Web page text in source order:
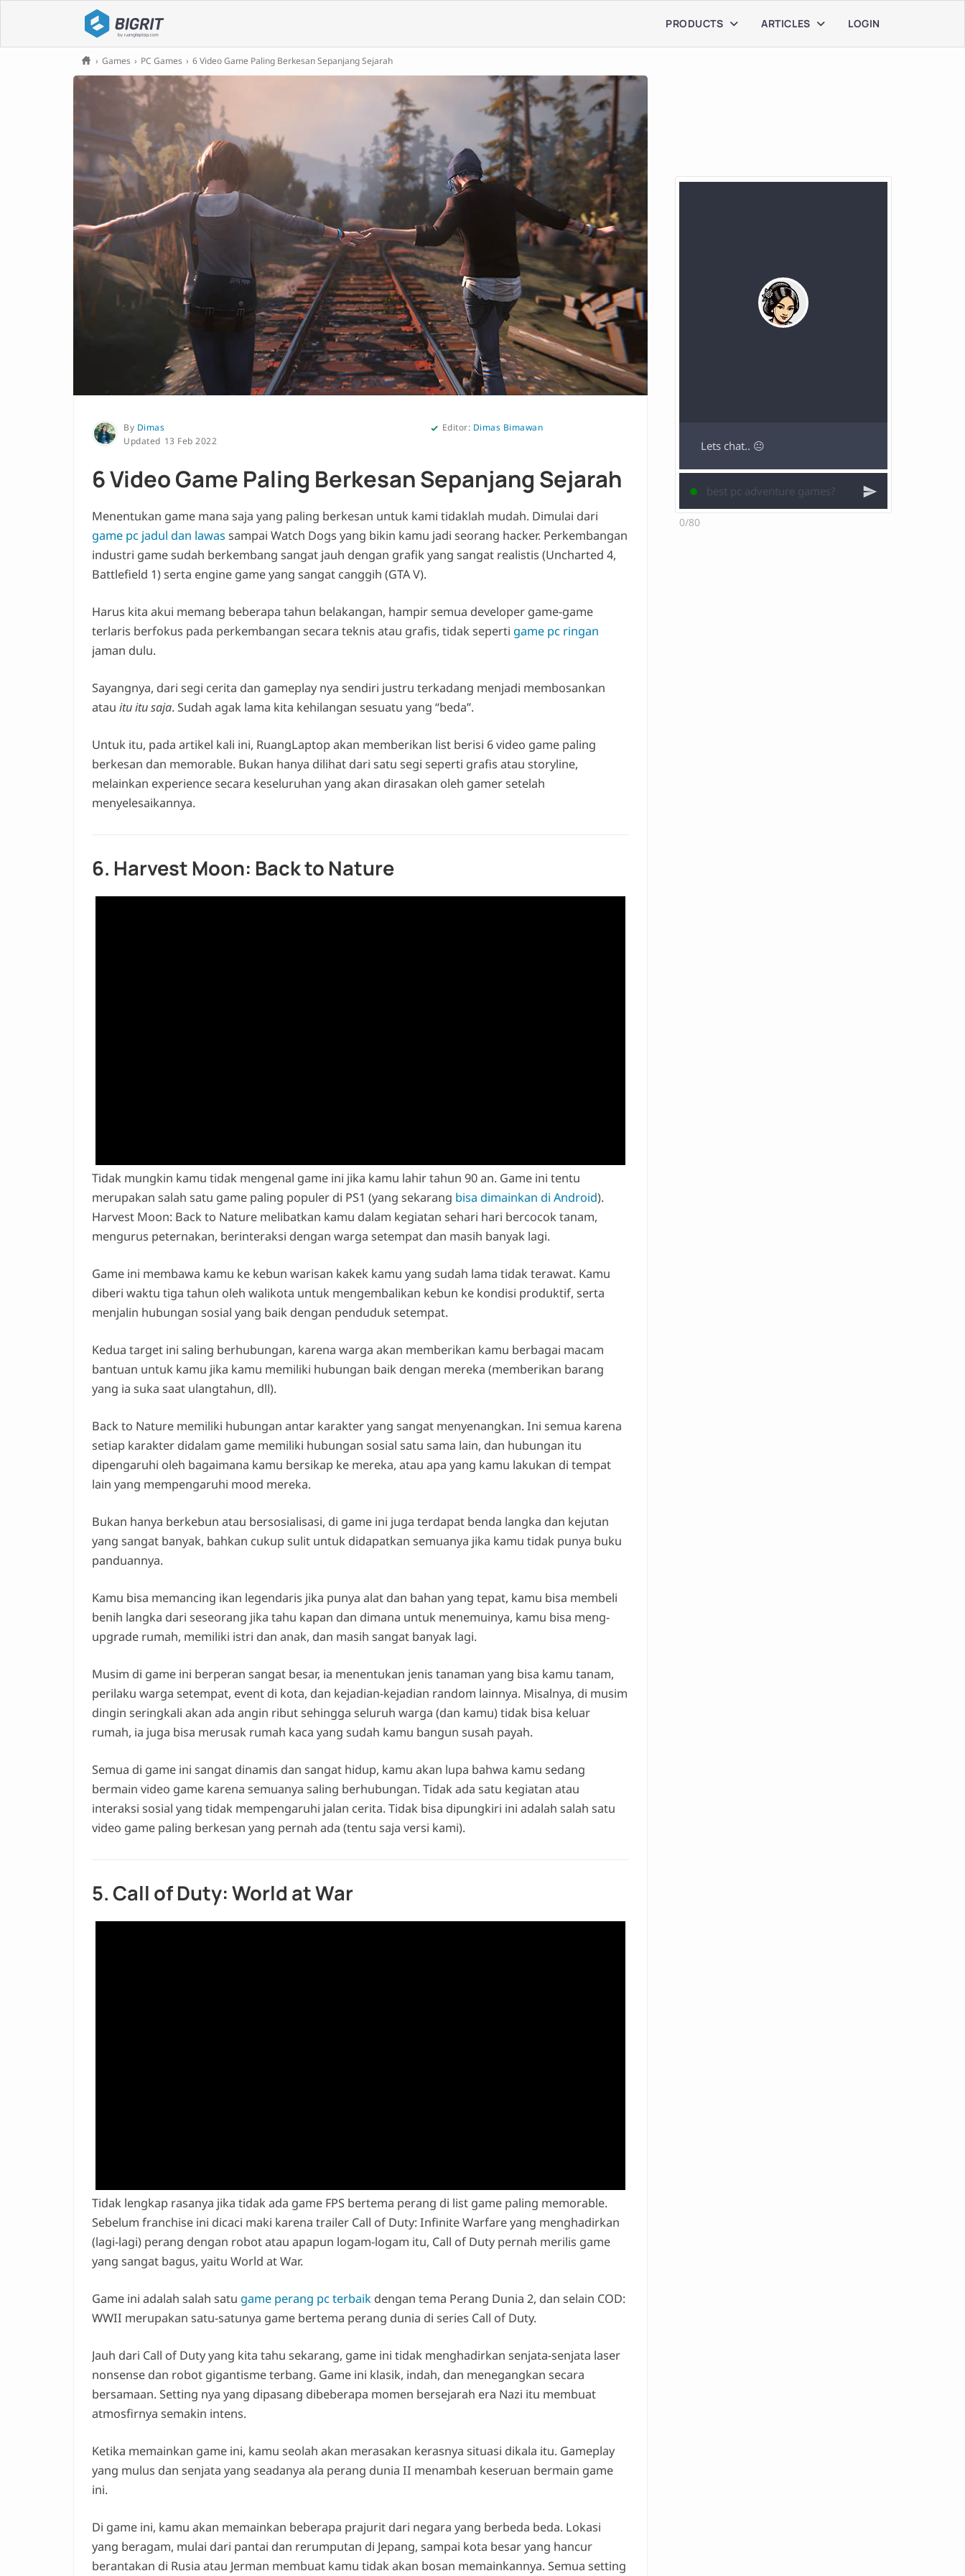
LOGIN
ARTICLES
PRODUCTS
› Games › PC Games › 6 Video Game Paling Berkesan Sepanjang Sejarah
By Dimas
13 Feb 2022
Editor: Dimas Bimawan
6 Video Game Paling Berkesan Sepanjang Sejarah
Menentukan game mana saja yang paling berkesan untuk kami tidaklah mudah. Dimulai dari
game pc jadul dan lawas sampai Watch Dogs yang bikin kamu jadi seorang hacker. Perkembangan
industri game sudah berkembang sangat jauh dengan grafik yang sangat realistis (Uncharted 4,
Battlefield 1) serta engine game yang sangat canggih (GTA V).
Harus kita akui memang beberapa tahun belakangan, hampir semua developer game-game
terlaris berfokus pada perkembangan secara teknis atau grafis, tidak seperti game pc ringan
jaman dulu.
Sayangnya, dari segi cerita dan gameplay nya sendiri justru terkadang menjadi membosankan
atau itu itu saja. Sudah agak lama kita kehilangan sesuatu yang “beda”.
Untuk itu, pada artikel kali ini, RuangLaptop akan memberikan list berisi 6 video game paling
berkesan dan memorable. Bukan hanya dilihat dari satu segi seperti grafis atau storyline,
melainkan experience secara keseluruhan yang akan dirasakan oleh gamer setelah
menyelesaikannya.
6. Harvest Moon: Back to Nature
Tidak mungkin kamu tidak mengenal game ini jika kamu lahir tahun 90 an. Game ini tentu
merupakan salah satu game paling populer di PS1 (yang sekarang bisa dimainkan di Android).
Harvest Moon: Back to Nature melibatkan kamu dalam kegiatan sehari hari bercocok tanam,
mengurus peternakan, berinteraksi dengan warga setempat dan masih banyak lagi.
Game ini membawa kamu ke kebun warisan kakek kamu yang sudah lama tidak terawat. Kamu
diberi waktu tiga tahun oleh walikota untuk mengembalikan kebun ke kondisi produktif, serta
menjalin hubungan sosial yang baik dengan penduduk setempat.
Kedua target ini saling berhubungan, karena warga akan memberikan kamu berbagai macam
bantuan untuk kamu jika kamu memiliki hubungan baik dengan mereka (memberikan barang
yang ia suka saat ulangtahun, dll).
Back to Nature memiliki hubungan antar karakter yang sangat menyenangkan. Ini semua karena
setiap karakter didalam game memiliki hubungan sosial satu sama lain, dan hubungan itu
dipengaruhi oleh bagaimana kamu bersikap ke mereka, atau apa yang kamu lakukan di tempat
lain yang mempengaruhi mood mereka.
Bukan hanya berkebun atau bersosialisasi, di game ini juga terdapat benda langka dan kejutan
yang sangat banyak, bahkan cukup sulit untuk didapatkan semuanya jika kamu tidak punya buku
panduannya.
Kamu bisa memancing ikan legendaris jika punya alat dan bahan yang tepat, kamu bisa membeli
benih langka dari seseorang jika tahu kapan dan dimana untuk menemuinya, kamu bisa meng-
upgrade rumah, memiliki istri dan anak, dan masih sangat banyak lagi.
Musim di game ini berperan sangat besar, ia menentukan jenis tanaman yang bisa kamu tanam,
perilaku warga setempat, event di kota, dan kejadian-kejadian random lainnya. Misalnya, di musim
dingin seringkali akan ada angin ribut sehingga seluruh warga (dan kamu) tidak bisa keluar
rumah, ia juga bisa merusak rumah kaca yang sudah kamu bangun susah payah.
Semua di game ini sangat dinamis dan sangat hidup, kamu akan lupa bahwa kamu sedang
bermain video game karena semuanya saling berhubungan. Tidak ada satu kegiatan atau
interaksi sosial yang tidak mempengaruhi jalan cerita. Tidak bisa dipungkiri ini adalah salah satu
video game paling berkesan yang pernah ada (tentu saja versi kami).
5. Call of Duty: World at War
Tidak lengkap rasanya jika tidak ada game FPS bertema perang di list game paling memorable.
Sebelum franchise ini dicaci maki karena trailer Call of Duty: Infinite Warfare yang menghadirkan
(lagi-lagi) perang dengan robot atau apapun logam-logam itu, Call of Duty pernah merilis game
yang sangat bagus, yaitu World at War.
Game ini adalah salah satu game perang pc terbaik dengan tema Perang Dunia 2, dan selain COD:
WWII merupakan satu-satunya game bertema perang dunia di series Call of Duty.
Jauh dari Call of Duty yang kita tahu sekarang, game ini tidak menghadirkan senjata-senjata laser
nonsense dan robot gigantisme terbang. Game ini klasik, indah, dan menegangkan secara
bersamaan. Setting nya yang dipasang dibeberapa momen bersejarah era Nazi itu membuat
atmosfirnya semakin intens.
Ketika memainkan game ini, kamu seolah akan merasakan kerasnya situasi dikala itu. Gameplay
yang mulus dan senjata yang seadanya ala perang dunia II menambah keseruan bermain game
ini.
Di game ini, kamu akan memainkan beberapa prajurit dari negara yang berbeda beda. Lokasi
yang beragam, mulai dari pantai dan rerumputan di Jepang, sampai kota besar yang hancur
berantakan di Rusia atau Jerman membuat kamu tidak akan bosan memainkannya. Semua setting
Lets chat.. 😐
0/80